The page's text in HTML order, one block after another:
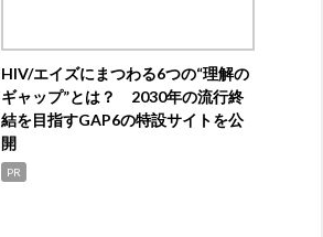
HIV/エイズにまつわる6つの“理解の
ギャップ”とは？ 2030年の流行終
結を目指すGAP6の特設サイトを公
開
PR